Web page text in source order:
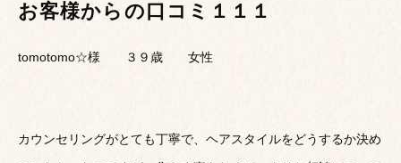
お客様からの口コミ１１１
tomotomo☆様 ３９歳 女性
カウンセリングがとても丁寧で、ヘアスタイルをどうするか決め